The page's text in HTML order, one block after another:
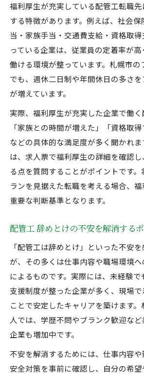
福利厚生が充実している配管工転職
する特徴があります。例えば、社会
当・家族手当・交通費支給・資格取
っている企業は、従業員の定着率が
働ける環境が整っています。札幌市の
でも、週休二日制や年間休日の多さ
が増えています。
実際、福利厚生が充実した企業で働
「家族との時間が増えた」「資格取得
などの具体的な満足度が多く聞かれ
は、求人票で福利厚生の詳細を確認
る点を質問することがポイントです
ランを見据えた転職を考える場合、
重要な判断基準となります。
配管工 辞めとけの不安を解消する
「配管工は辞めとけ」といった不安
が、その多くは仕事内容や職場環境
によるものです。実際には、未経験
支援制度が整った企業が多く、現場
ことで安定したキャリアを築けます
人では、学歴不問やブランク歓迎な
企業も増加中です。
不安を解消するためには、仕事内容
安全対策を事前に確認し、自分の希